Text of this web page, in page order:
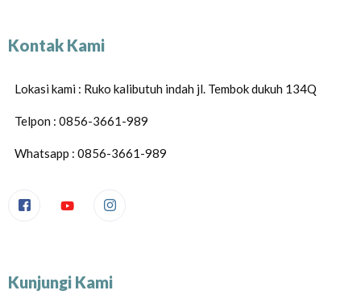
Kontak Kami
Lokasi kami : Ruko kalibutuh indah jl. Tembok dukuh 134Q
Telpon : 0856-3661-989
Whatsapp : 0856-3661-989
Kunjungi Kami